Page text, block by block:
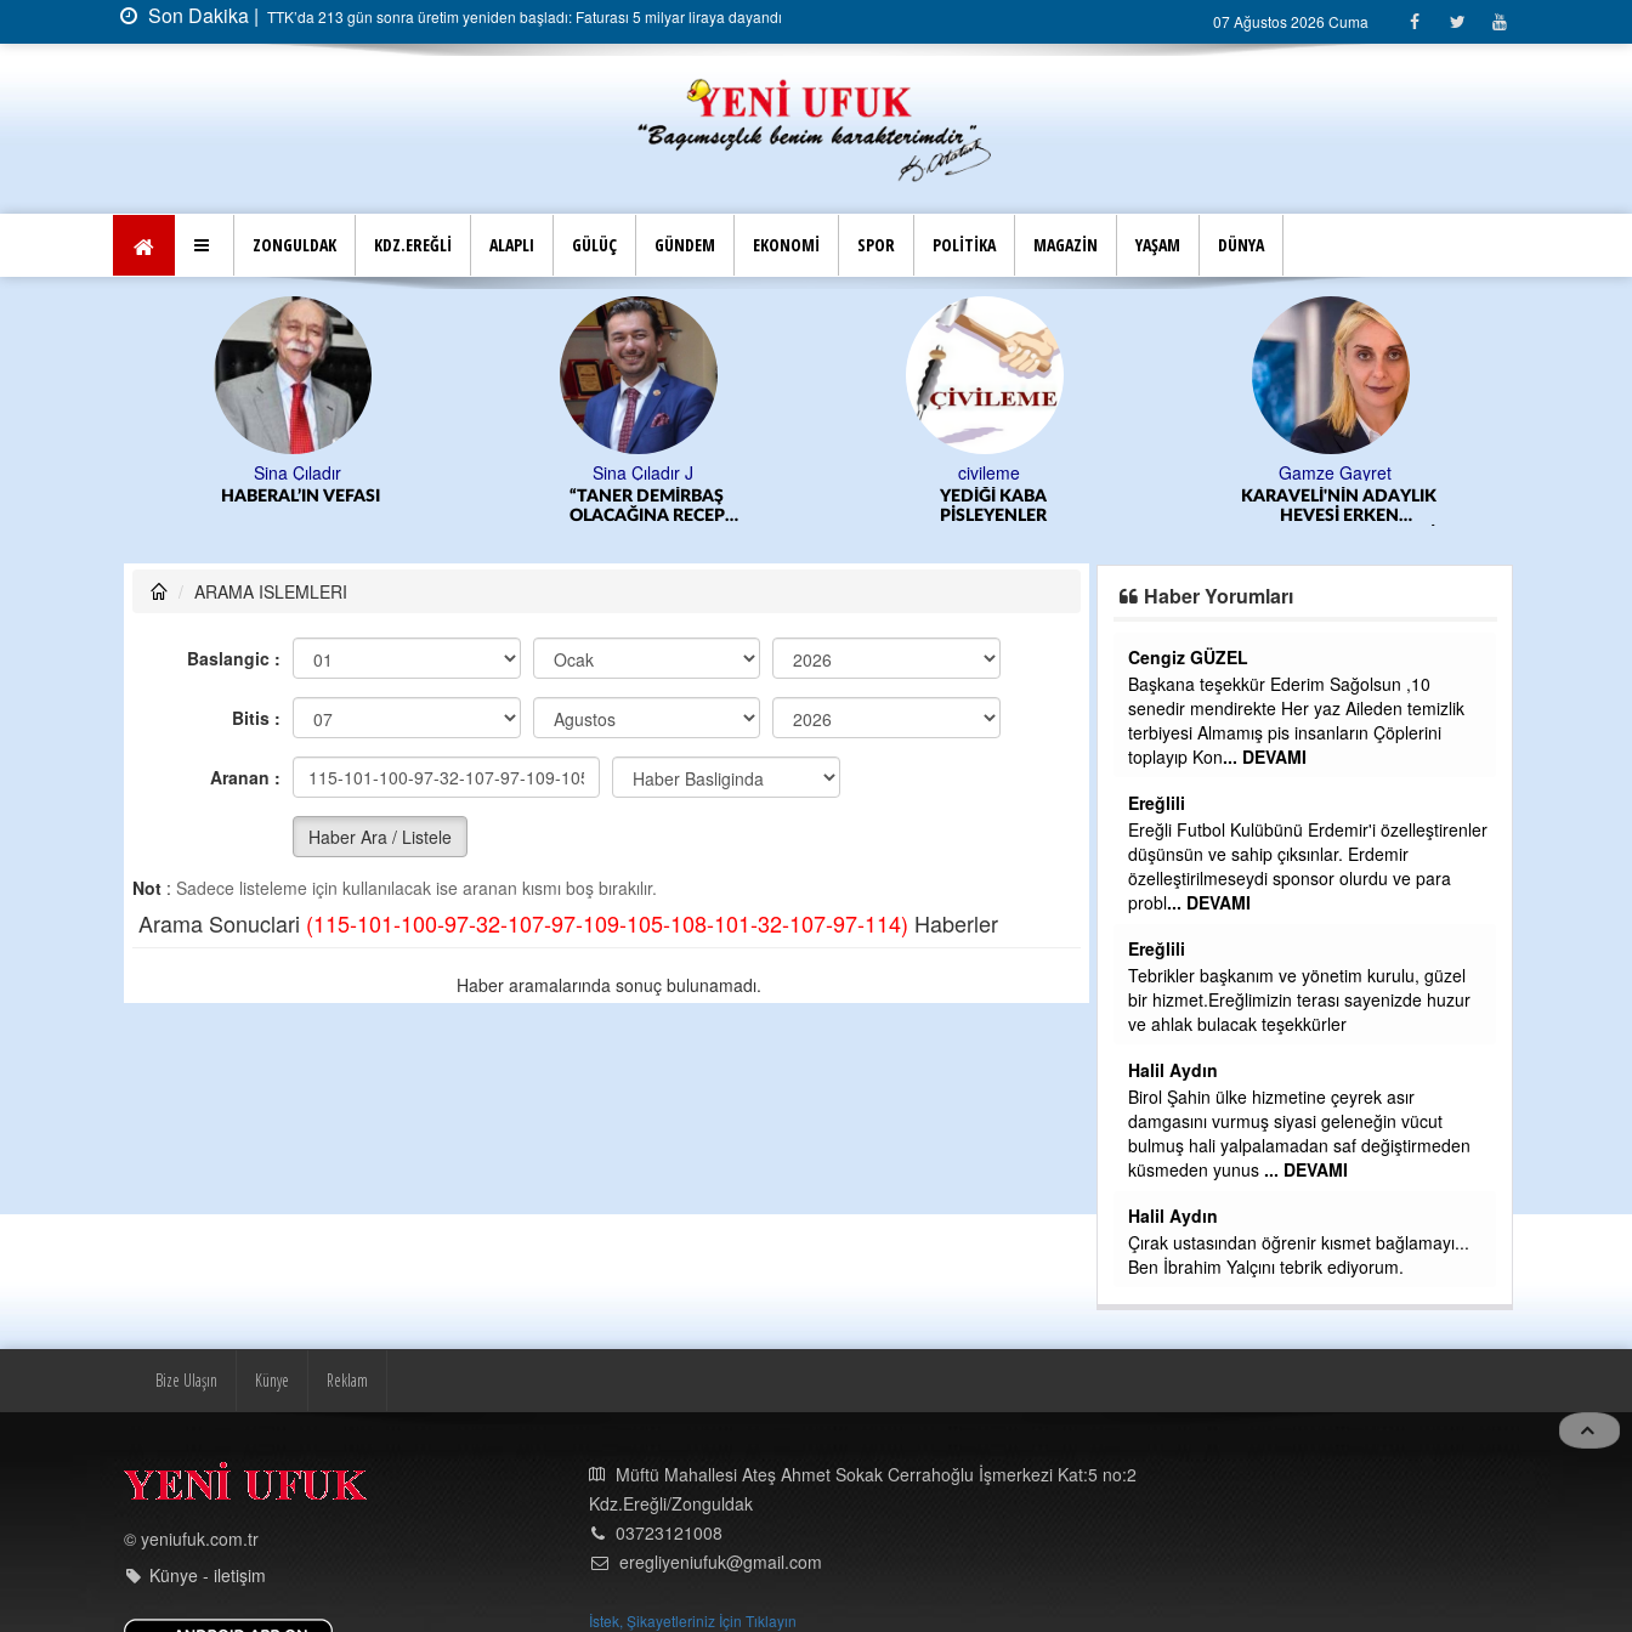
Son Dakika | TTK’da 213 gün sonra üretim yeniden başladı: Faturası 5 milyar liraya dayandı 07 Ağustos 2026 Cuma
ZONGULDAK KDZ.EREĞLİ ALAPLI GÜLÜÇ GÜNDEM EKONOMİ SPOR POLİTİKA MAGAZİN YAŞAM DÜNYA
Sina Çıladır
HABERAL’IN VEFASI
Sina Çıladır J
“TANER DEMİRBAŞ
OLACAĞINA RECEP
civileme
YEDİĞİ KABA
PİSLEYENLER
Gamze Gayret
KARAVELİ'NİN ADAYLIK
HEVESİ ERKEN
ARAMA ISLEMLERI
Baslangic :
Bitis :
Aranan :
Haber Ara / Listele
Not : Sadece listeleme için kullanılacak ise aranan kısmı boş bırakılır.
Arama Sonuclari (115-101-100-97-32-107-97-109-105-108-101-32-107-97-114) Haberler
Haber aramalarında sonuç bulunamadı.
Haber Yorumları
Cengiz GÜZEL
Başkana teşekkür Ederim Sağolsun ,10
senedir mendirekte Her yaz Aileden temizlik
terbiyesi Almamış pis insanların Çöplerini
toplayıp Kon... DEVAMI
Ereğlili
Ereğli Futbol Kulübünü Erdemir'i özelleştirenler
düşünsün ve sahip çıksınlar. Erdemir
özelleştirilmeseydi sponsor olurdu ve para
probl... DEVAMI
Ereğlili
Tebrikler başkanım ve yönetim kurulu, güzel
bir hizmet.Ereğlimizin terası sayenizde huzur
ve ahlak bulacak teşekkürler
Halil Aydın
Birol Şahin ülke hizmetine çeyrek asır
damgasını vurmuş siyasi geleneğin vücut
bulmuş hali yalpalamadan saf değiştirmeden
küsmeden yunus ... DEVAMI
Halil Aydın
Çırak ustasından öğrenir kısmet bağlamayı...
Ben İbrahim Yalçını tebrik ediyorum.
Bize Ulaşın Künye Reklam
© yeniufuk.com.tr
Künye - iletişim
Müftü Mahallesi Ateş Ahmet Sokak Cerrahoğlu İşmerkezi Kat:5 no:2
Kdz.Ereğli/Zonguldak
03723121008
eregliyeniufuk@gmail.com
İstek, Şikayetleriniz İçin Tıklayın